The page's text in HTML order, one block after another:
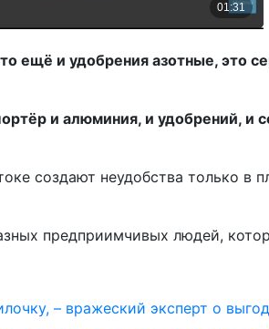
ещё и удобрения азотные, это
и алюминия, и удобрений, и
создают неудобства только в
предприимчивых людей,
– вражеский эксперт о